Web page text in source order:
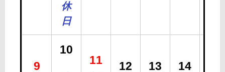
休
日
9
10
11 12 13 14